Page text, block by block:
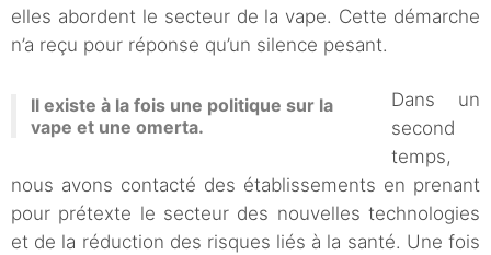
elles abordent le secteur de la vape. Cette démarche
n’a reçu pour réponse qu’un silence pesant.
Il existe à la fois une politique sur la
vape et une omerta.
Dans un
second
temps,
nous avons contacté des établissements en prenant
pour prétexte le secteur des nouvelles technologies
et de la réduction des risques liés à la santé. Une fois